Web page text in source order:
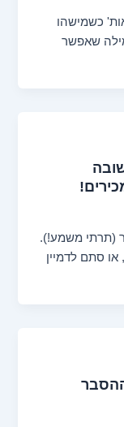
כשמישהו
שאפשר
(תרתי משמע!).
או סתם לדמיין